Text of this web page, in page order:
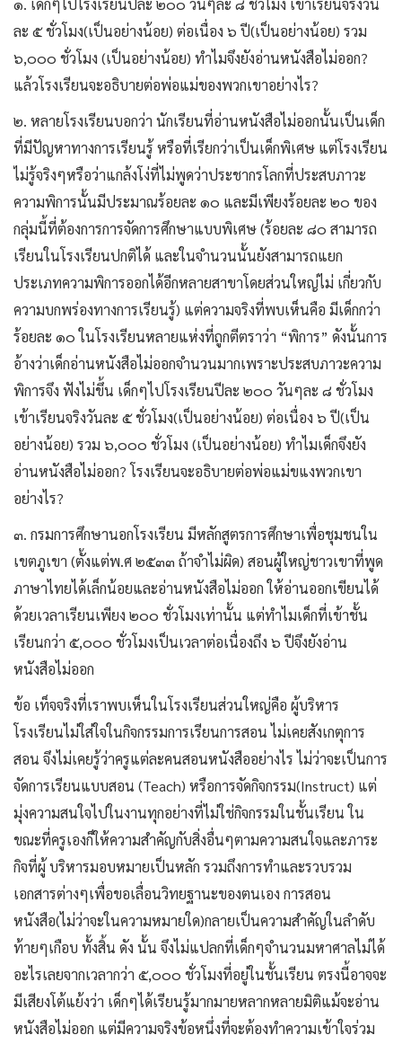
ละ ๕ ชั่วโมง(เป็นอย่างน้อย) ต่อเนื่อง ๖ ปี(เป็นอย่างน้อย) รวม
๖,๐๐๐ ชั่วโมง (เป็นอย่างน้อย) ทำไมจึงยังอ่านหนังสือไม่ออก?
แล้วโรงเรียนจะอธิบายต่อพ่อแม่ของพวกเขาอย่างไร?
๒. หลายโรงเรียนบอกว่า นักเรียนที่อ่านหนังสือไม่ออกนั้นเป็นเด็ก
ที่มีปัญหาทางการเรียนรู้ หรือที่เรียกว่าเป็นเด็กพิเศษ แต่โรงเรียน
ไม่รู้จริงๆหรือว่าแกล้งโง่ที่ไม่พูดว่าประชากรโลกที่ประสบภาวะ
ความพิการนั้นมีประมาณร้อยละ ๑๐ และมีเพียงร้อยละ ๒๐ ของ
กลุ่มนี้ที่ต้องการการจัดการศึกษาแบบพิเศษ (ร้อยละ ๘๐ สามารถ
เรียนในโรงเรียนปกติได้ และในจำนวนนั้นยังสามารถแยก
ประเภทความพิการออกได้อีกหลายสาขาโดยส่วนใหญ่ไม่ เกี่ยวกับ
ความบกพร่องทางการเรียนรู้) แต่ความจริงที่พบเห็นคือ มีเด็กกว่า
ร้อยละ ๑๐ ในโรงเรียนหลายแห่งที่ถูกตีตราว่า “พิการ” ดังนั้นการ
อ้างว่าเด็กอ่านหนังสือไม่ออกจำนวนมากเพราะประสบภาวะความ
พิการจึง ฟังไม่ขึ้น เด็กๆไปโรงเรียนปีละ ๒๐๐ วันๆละ ๘ ชั่วโมง
เข้าเรียนจริงวันละ ๕ ชั่วโมง(เป็นอย่างน้อย) ต่อเนื่อง ๖ ปี(เป็น
อย่างน้อย) รวม ๖,๐๐๐ ชั่วโมง (เป็นอย่างน้อย) ทำไมเด็กจึงยัง
อ่านหนังสือไม่ออก? โรงเรียนจะอธิบายต่อพ่อแม่ขแงพวกเขา
อย่างไร?
๓. กรมการศึกษานอกโรงเรียน มีหลักสูตรการศึกษาเพื่อชุมชนใน
เขตภูเขา (ตั้งแต่พ.ศ ๒๕๓๓ ถ้าจำไม่ผิด) สอนผู้ใหญ่ชาวเขาที่พูด
ภาษาไทยได้เล็กน้อยและอ่านหนังสือไม่ออก ให้อ่านออกเขียนได้
ด้วยเวลาเรียนเพียง ๒๐๐ ชั่วโมงเท่านั้น แต่ทำไมเด็กที่เข้าชั้น
เรียนกว่า ๕,๐๐๐ ชั่วโมงเป็นเวลาต่อเนื่องถึง ๖ ปีจึงยังอ่าน
หนังสือไม่ออก
ข้อ เท็จจริงที่เราพบเห็นในโรงเรียนส่วนใหญ่คือ ผู้บริหาร
โรงเรียนไม่ใส่ใจในกิจกรรมการเรียนการสอน ไม่เคยสังเกตุการ
สอน จึงไม่เคยรู้ว่าครูแต่ละคนสอนหนังสืออย่างไร ไม่ว่าจะเป็นการ
จัดการเรียนแบบสอน (Teach) หรือการจัดกิจกรรม(Instruct) แต่
มุ่งความสนใจไปในงานทุกอย่างที่ไม่ใช่กิจกรรมในชั้นเรียน ใน
ขณะที่ครูเองก็ให้ความสำคัญกับสิ่งอื่นๆตามความสนใจและภาระ
กิจที่ผู้ บริหารมอบหมายเป็นหลัก รวมถึงการทำและรวบรวม
เอกสารต่างๆเพื่อขอเลื่อนวิทยฐานะของตนเอง การสอน
หนังสือ(ไม่ว่าจะในความหมายใด)กลายเป็นความสำคัญในลำดับ
ท้ายๆเกือบ ทั้งสิ้น ดัง นั้น จึงไม่แปลกที่เด็กๆจำนวนมหาศาลไม่ได้
อะไรเลยจากเวลากว่า ๕,๐๐๐ ชั่วโมงที่อยู่ในชั้นเรียน ตรงนี้อาจจะ
มีเสียงโต้แย้งว่า เด็กๆได้เรียนรู้มากมายหลากหลายมิติแม้จะอ่าน
หนังสือไม่ออก แต่มีความจริงข้อหนึ่งที่จะต้องทำความเข้าใจร่วม